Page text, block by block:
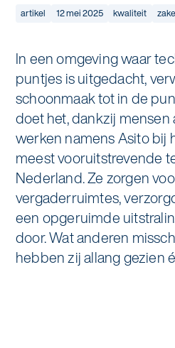
one go - werk beter
op weg naar volledig
duurzame bedrijfskleding
Schoonmaak
Specialistische
Graffitireiniging
Glas- en gevelreiniging
Reinigen en coaten van
Aanvullende diensten
In de buurt
Industrie
Mobiliteit
Onderwijs
Overheid
Recreatie
Retail
wij zijn Asito
Wij zijn Asito
Ons verhaal
Asito impuls
Sponsoring
Locaties
Nieuws
artikel 12 mei 2025 kwaliteit
In een omgeving waar
puntjes is uitgedacht,
schoonmaak tot in de
doet het, dankzij mensen
werken namens Asito bij
meest vooruitstrevende
Nederland. Ze zorgen
vergaderruimtes,
een opgeruimde
door. Wat anderen
hebben zij allang gezien